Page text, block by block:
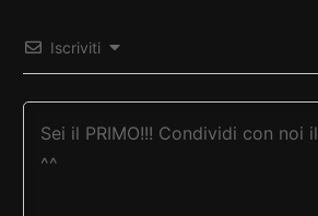
Iscriviti